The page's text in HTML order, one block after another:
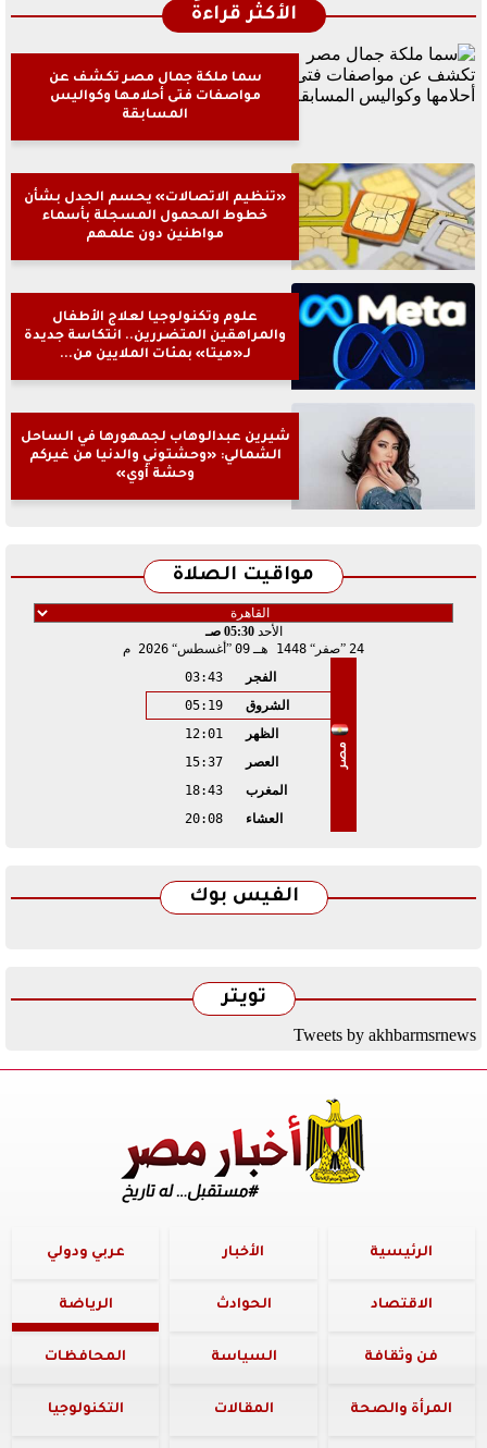
الأكثر قراءةً
سما ملكة جمال مصر تكشف عن
مواصفات فتى أحلامها وكواليس
المسابقة
«تنظيم الاتصالات» يحسم الجدل بشأن
خطوط المحمول المسجلة بأسماء
مواطنين دون علمهم
علوم وتكنولوجيا لعلاج الأطفال
والمراهقين المتضررين.. انتكاسة جديدة
لـ«ميتا» بمئات الملايين من...
شيرين عبدالوهاب لجمهورها في الساحل
الشمالي: «وحشتوني والدنيا من غيركم
وحشة أوي»
مواقيت الصلاة
الأحد05:30 صـ
24 صفر 1448 هـ 09 أغسطس 2026 م
مصر
الفجر
03:43
الشروق
05:19
الظهر
12:01
العصر
15:37
المغرب
18:43
العشاء
20:08
الفيس بوك
تويتر
Tweets by akhbarmsrnews
الرئيسية الأخبار عربي ودولي
الاقتصاد الحوادث الرياضة
فن وثقافة السياسة المحافظات
المرأة والصحة المقالات التكنولوجيا